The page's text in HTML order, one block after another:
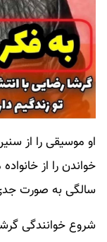
او موسیقی را از
سالگی به صورت
شروع خوانندگی